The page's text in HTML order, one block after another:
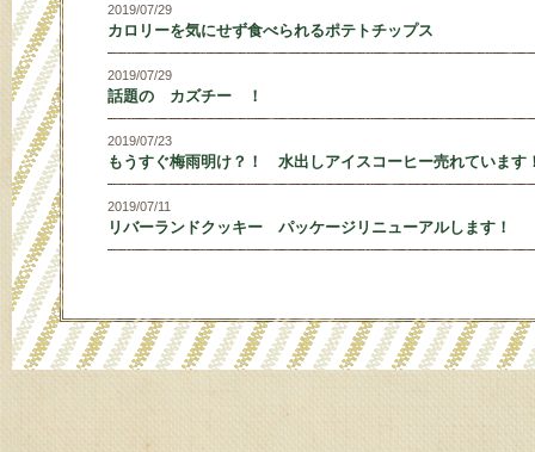
2019/07/29
カロリーを気にせず食べられるポテトチップス
2019/07/29
話題の カズチー ！
2019/07/23
もうすぐ梅雨明け？！ 水出しアイスコーヒー売れています
2019/07/11
リバーランドクッキー パッケージリニューアルします！